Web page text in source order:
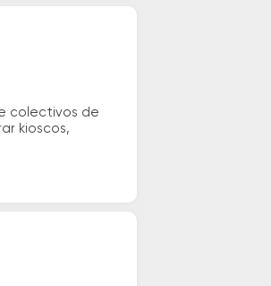
colectivos de
kioscos,